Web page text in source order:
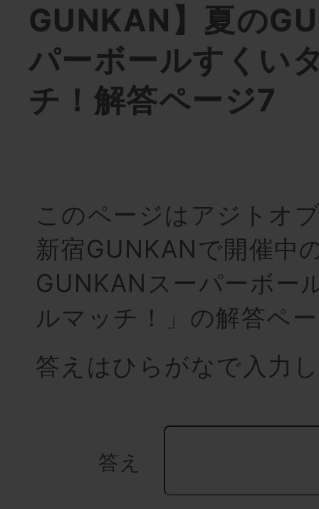
GUNKAN】夏の
パーボールすくい
チ！解答ページ7
このページはアジトオ
新宿GUNKANで開催中
GUNKANスーパーボー
ルマッチ！」の解答ペ
答えはひらがなで入力
答え